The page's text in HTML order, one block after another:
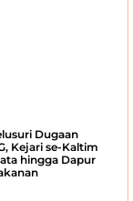
Dugaan
Kejari se-Kaltim
hingga Dapur